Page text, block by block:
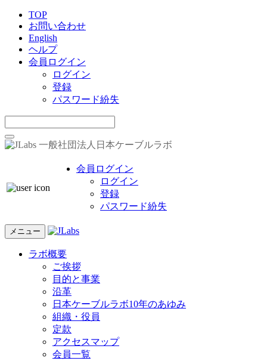
TOP
お問い合わせ
English
ヘルプ
会員ログイン
ログイン
登録
パスワード紛失
一般社団法人日本ケーブルラボ
会員ログイン
ログイン
登録
パスワード紛失
メニュー
ラボ概要
ご挨拶
目的と事業
沿革
日本ケーブルラボ10年のあゆみ
組織・役員
定款
アクセスマップ
会員一覧